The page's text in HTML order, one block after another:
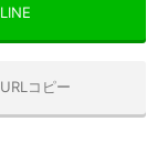
LINE
URLコピー